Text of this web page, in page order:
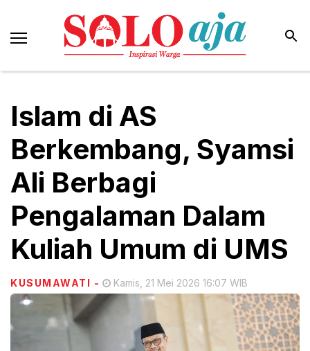
Islam di AS
Berkembang, Syamsi
Ali Berbagi
Pengalaman Dalam
Kuliah Umum di UMS
KUSUMAWATI - Kamis, 21 Mei 2026 16:07 WIB